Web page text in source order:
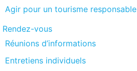
Agir pour un tourisme responsable
Rendez-vous
Réunions d’informations
Entretiens individuels